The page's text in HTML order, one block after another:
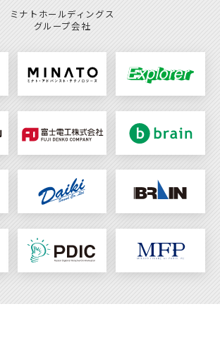
ミナトホールディングス
グループ会社